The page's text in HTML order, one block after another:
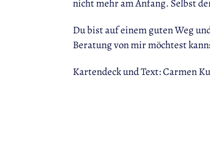
nicht mehr am Anfang. Selbst
Du bist auf einem guten Weg
Beratung von mir möchtest
Kartendeck und Text: Carmen